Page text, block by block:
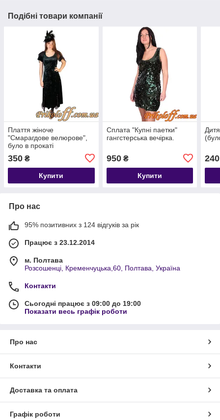
Подібні товари компанії
Плаття жіноче
"Смарагдове велюрове",
було в прокаті
350 ₴
Купити
Сплата "Купні паетки"
гангстерська вечірка.
950₴
Купити
240
Про нас
95% позитивних з 124 відгуків за рік
Працює з 23.12.2014
м. Полтава
Розсошенці, Кременчуцька,60, Полтава, Україна
Контакти
Сьогодні працює з 09:00 до 19:00
Показати весь графік роботи
Про нас
Контакти
Доставка та оплата
Графік роботи